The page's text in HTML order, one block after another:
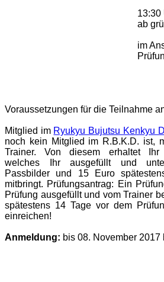
13:30
ab
im
Voraussetzungen für die Teilnahme
Mitglied im Ryukyu Bujutsu Kenkyu
noch kein Mitglied im R.B.K.D. ist,
Trainer. Von diesem erhaltet Ihr
welches Ihr ausgefüllt und
Passbilder und 15 Euro
mitbringt. Prüfungsantrag: Ein
Prüfung ausgefüllt und vom Trainer
spätestens 14 Tage vor dem
einreichen!
Anmeldung: bis 08. November 2017